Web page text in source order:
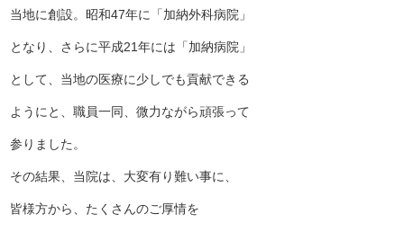
当地に創設。昭和47年に「加納外科病院」
となり、さらに平成21年には「加納病院」
として、当地の医療に少しでも貢献できる
ようにと、職員一同、微力ながら頑張って
参りました。
その結果、当院は、大変有り難い事に、
皆様方から、たくさんのご厚情を